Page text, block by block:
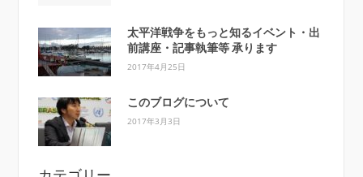
太平洋戦争をもっと知るイベント・出
前講座・記事執筆等 承ります
2017年4月25日
このブログについて
2017年3月3日